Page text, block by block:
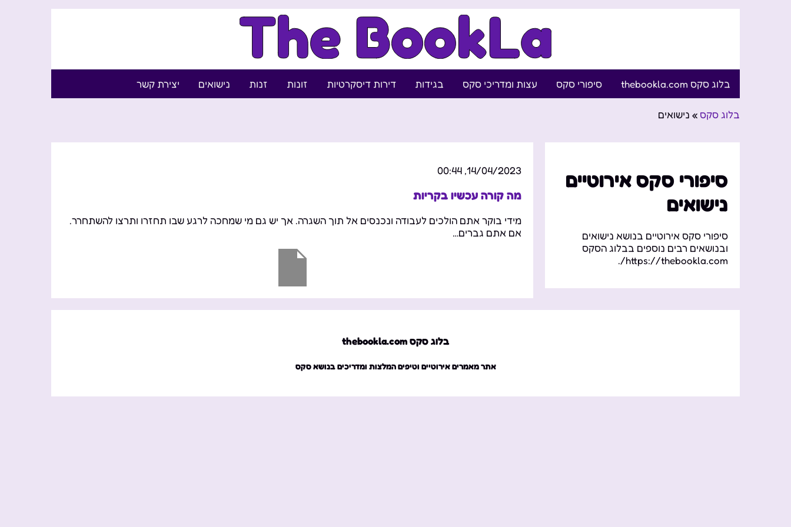
בלוג סקס thebookla.com סיפורי סקס עצות ומדריכי סקס בגידות דירות דיסקרטיות זונות זנות נישואים יצירת קשר
בלוג סקס » נישואים
14/04/2023, 00:44
מה קורה עכשיו בקריות
מידי בוקר אתם הולכים לעבודה ונכנסים אל תוך השגרה. אך יש גם מי שמחכה לרגע שבו תחזרו ותרצו להשתחרר.
אם אתם גברים…
סיפורי סקס אירוטיים
נישואים
סיפורי סקס אירוטיים בנושא נישואים
ובנושאים רבים נוספים בבלוג הסקס
https://thebookla.com/.
בלוג סקס thebookla.com
אתר מאמרים אירוטיים וטיפים המלצות ומדריכים בנושא סקס